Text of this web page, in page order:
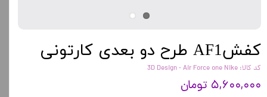
کفشAF1 طرح دو بعدی کارتونی
کد کالا: 3D Design - Air Force one Nike
۵,۶۰۰,۰۰۰ تومان